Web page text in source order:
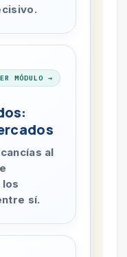
MÓDULO →
al
sí.